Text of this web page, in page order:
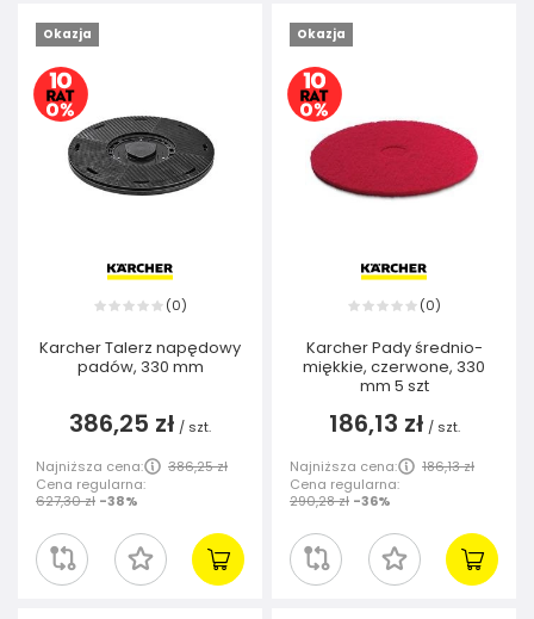
Okazja
(0)
Karcher Talerz napędowy
padów, 330 mm
386,25 zł / szt.
Najniższa cena:
386,25 zł
Cena regularna:
627,30 zł -38%
Okazja
(0)
Karcher Pady średnio-
miękkie, czerwone, 330
mm 5 szt
186,13 zł / szt.
Najniższa cena:
186,13 zł
Cena regularna:
290,28 zł -36%